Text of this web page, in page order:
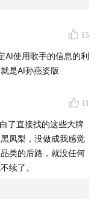
）
直达
15
AI使用歌手的信息的利
是AI孙燕姿版
11
了直接找的这些大牌
凤梨，没做成我感觉
类的后路，就没任何
续了。